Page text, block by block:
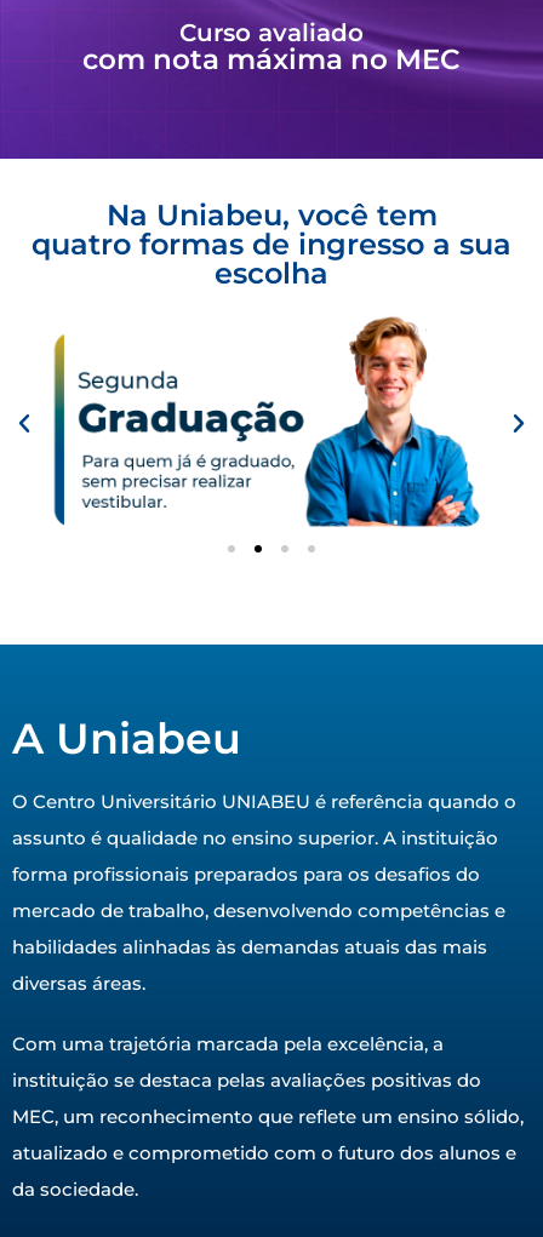
Curso avaliado
com nota máxima no MEC
Na Uniabeu, você tem
quatro formas de ingresso a sua
escolha
A Uniabeu
O Centro Universitário UNIABEU é referência quando o
assunto é qualidade no ensino superior. A instituição
forma profissionais preparados para os desafios do
mercado de trabalho, desenvolvendo competências e
habilidades alinhadas às demandas atuais das mais
diversas áreas.
Com uma trajetória marcada pela excelência, a
instituição se destaca pelas avaliações positivas do
MEC, um reconhecimento que reflete um ensino sólido,
atualizado e comprometido com o futuro dos alunos e
da sociedade.